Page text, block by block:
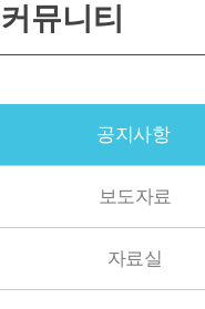
커뮤니티
공지사항
보도자료
자료실